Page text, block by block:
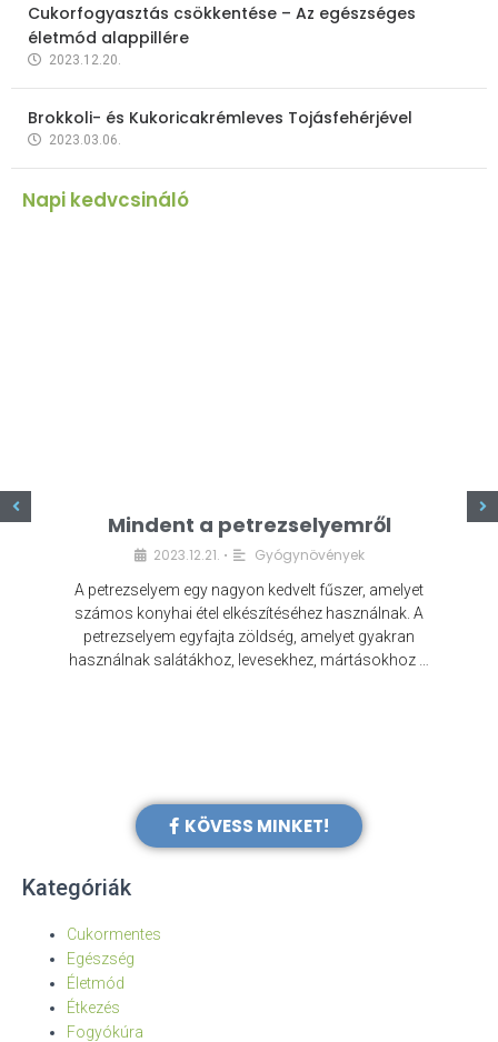
Cukorfogyasztás csökkentése – Az egészséges
életmód alappillére
2023.12.20.
Brokkoli- és Kukoricakrémleves Tojásfehérjével
2023.03.06.
Napi kedvcsináló
Mindent a petrezselyemről
2023.12.21. • Gyógynövények
A petrezselyem egy nagyon kedvelt fűszer, amelyet
számos konyhai étel elkészítéséhez használnak. A
petrezselyem egyfajta zöldség, amelyet gyakran
használnak salátákhoz, levesekhez, mártásokhoz …
KÖVESS MINKET!
Kategóriák
Cukormentes
Egészség
Életmód
Étkezés
Fogyókúra